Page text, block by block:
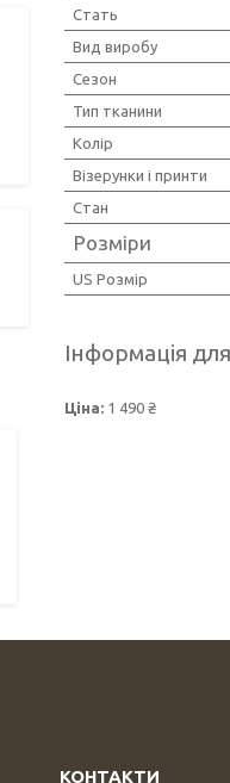
Стать
Вид виробу
Сезон
Тип тканини
Колір
Візерунки і принти
Стан
Розміри
US Розмір
Інформація
Ціна: 1 490 ₴